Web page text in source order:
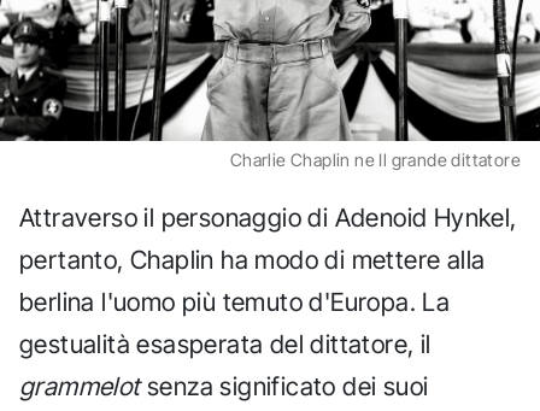
Charlie Chaplin ne Il grande dittatore
Attraverso il personaggio di Adenoid Hynkel,
pertanto, Chaplin ha modo di mettere alla
berlina l'uomo più temuto d'Europa. La
gestualità esasperata del dittatore, il
grammelotsenza significato dei suoi